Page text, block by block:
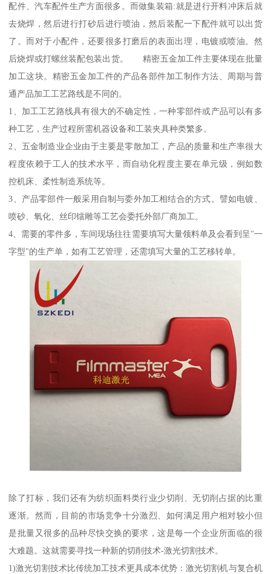
配件、汽车配件生产方面很多。而做集装箱:就是进行开料冲床后就
去烧焊，然后进行打砂后进行喷油，然后装配一下配件就可以出货
了。而对于小配件，还要很多打磨后的表面出理，电镀或喷油。然
后烧焊或打螺丝装配包装出货。 精密五金加工件主要体现在批量
加工这块。精密五金加工件的产品各部件加工制作方法、周期与普
通产品加工工艺路线是不同的。
1、加工工艺路线具有很大的不确定性，一种零部件或产品可以有多
种工艺，生产过程所需机器设备和工装夹具种类繁多。
2、五金制造业企业由于主要是零散加工，产品的质量和生产率很大
程度依赖于工人的技术水平，而自动化程度主要在单元级，例如数
控机床、柔性制造系统等。
3、产品零部件一般采用自制与委外加工相结合的方式。譬如电镀、
喷砂、氧化、丝印镭雕等工艺会委托外部厂商加工。
4、需要的零件多，车间现场往往需要填写大量领料单及会看到呈"一
字型"的生产单，如有工艺管理，还需填写大量的工艺移转单。
除了打标，我们还有为纺织面料类行业少切削、无切削占据的比重
逐渐。然而，目前的市场竞争十分激烈、如何满足用户相对较小但
是批量又很多的品种尽快交换的要求，这是每一个企业所面临的很
大难题。这就需要寻找一种新的切削技术-激光切割技术。
1)激光切割技术比传统加工技术更具成本优势：激光切割机与复合机